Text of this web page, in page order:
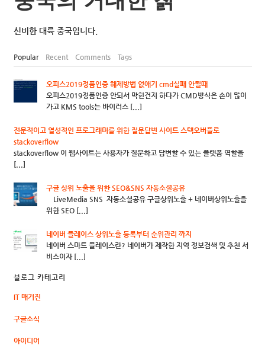
신비한 대륙 중국입니다.
Popular Recent Comments Tags
오피스2019정품인증 해제방법 없애기 cmd실패 안될때
오피스2019정품인증 안되서 막힌건지 하다가 CMD방식은 손이 많이
가고 KMS tools는 바이러스 [...]
전문적이고 열성적인 프로그래머를 위한 질문답변 사이트 스텍오버플로
stackoverflow
stackoverflow 이 웹사이트는 사용자가 질문하고 답변할 수 있는 플랫폼 역할을
[...]
구글 상위 노출을 위한 SEO&SNS 자동소셜공유
LiveMedia SNS 자동소셜공유 구글상위노출 + 네이버상위노출을
위한 SEO [...]
네이버 플레이스 상위노출 등록부터 순위관리 까지
네이버 스마트 플레이스란? 네이버가 제작한 지역 정보검색 및 추천 서
비스이자 [...]
블로그 카테고리
IT 매거진
구글소식
아이디어